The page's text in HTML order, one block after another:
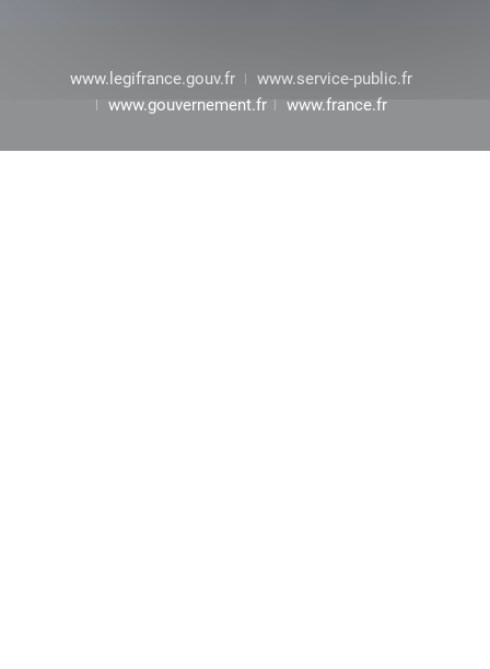
www.legifrance.gouv.fr
www.service-public.fr
www.gouvernement.fr
www.france.fr